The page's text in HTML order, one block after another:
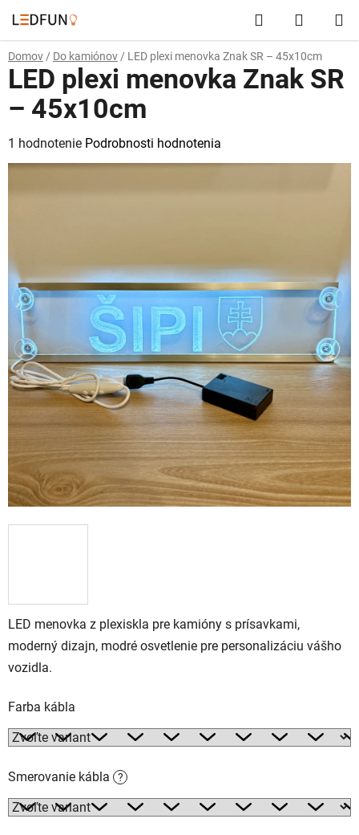
na
obsah
Hľadať
KOŠÍK
Domov / Do kamiónov / LED plexi menovka Znak SR – 45x10cm
LED menovka z plexiskla pre kamióny s prísavkami,
moderný dizajn, modré osvetlenie pre personalizáciu vášho
vozidla.
Farba kábla
Smerovanie kábla ?
LED plexi menovka Znak SR
– 45x10cm
Priemerné
hodnotenie
5
hviezdičiek.
1 hodnotenie Podrobnosti hodnotenia